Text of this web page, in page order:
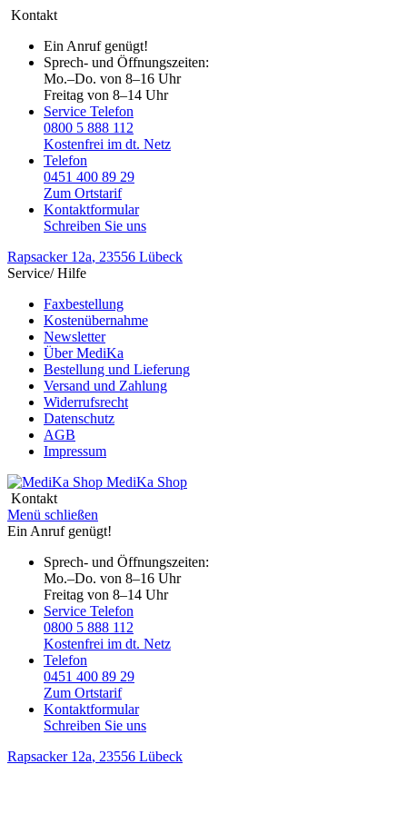
Kontakt
Ein Anruf genügt!
Sprech- und Öffnungszeiten:
Mo.–Do. von 8–16 Uhr
Freitag von 8–14 Uhr
Service Telefon
0800 5 888 112
Kostenfrei im dt. Netz
Telefon
0451 400 89 29
Zum Ortstarif
Kontaktformular
Schreiben Sie uns
Rapsacker 12a, 23556 Lübeck
Service/ Hilfe
Faxbestellung
Kostenübernahme
Newsletter
Über MediKa
Bestellung und Lieferung
Versand und Zahlung
Widerrufsrecht
Datenschutz
AGB
Impressum
MediKa Shop
Kontakt
Menü schließen
Ein Anruf genügt!
Sprech- und Öffnungszeiten:
Mo.–Do. von 8–16 Uhr
Freitag von 8–14 Uhr
Service Telefon
0800 5 888 112
Kostenfrei im dt. Netz
Telefon
0451 400 89 29
Zum Ortstarif
Kontaktformular
Schreiben Sie uns
Rapsacker 12a, 23556 Lübeck